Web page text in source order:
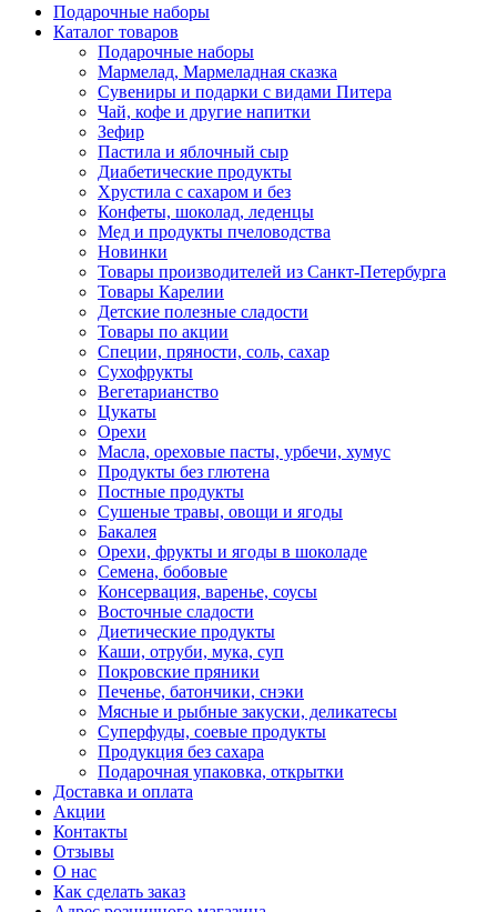
Подарочные наборы
Каталог товаров
Подарочные наборы
Мармелад, Мармеладная сказка
Сувениры и подарки с видами Питера
Чай, кофе и другие напитки
Зефир
Пастила и яблочный сыр
Диабетические продукты
Хрустила с сахаром и без
Конфеты, шоколад, леденцы
Мед и продукты пчеловодства
Новинки
Товары производителей из Санкт-Петербурга
Товары Карелии
Детские полезные сладости
Товары по акции
Специи, пряности, соль, сахар
Сухофрукты
Вегетарианство
Цукаты
Орехи
Масла, ореховые пасты, урбечи, хумус
Продукты без глютена
Постные продукты
Сушеные травы, овощи и ягоды
Бакалея
Орехи, фрукты и ягоды в шоколаде
Семена, бобовые
Консервация, варенье, соусы
Восточные сладости
Диетические продукты
Каши, отруби, мука, суп
Покровские пряники
Печенье, батончики, снэки
Мясные и рыбные закуски, деликатесы
Суперфуды, соевые продукты
Продукция без сахара
Подарочная упаковка, открытки
Доставка и оплата
Акции
Контакты
Отзывы
О нас
Как сделать заказ